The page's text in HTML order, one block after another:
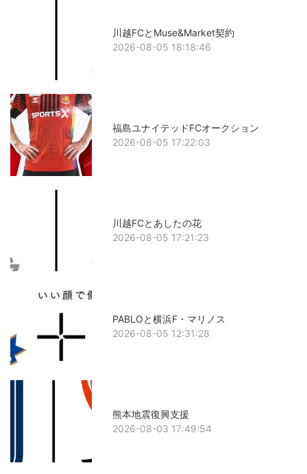
川越FCとMuse&Market契約
2026-08-05 18:18:46
福島ユナイテッドFCオークション
2026-08-05 17:22:03
川越FCとあしたの花
2026-08-05 17:21:23
PABLOと横浜F・マリノス
2026-08-05 12:31:28
熊本地震復興支援
2026-08-03 17:49:54